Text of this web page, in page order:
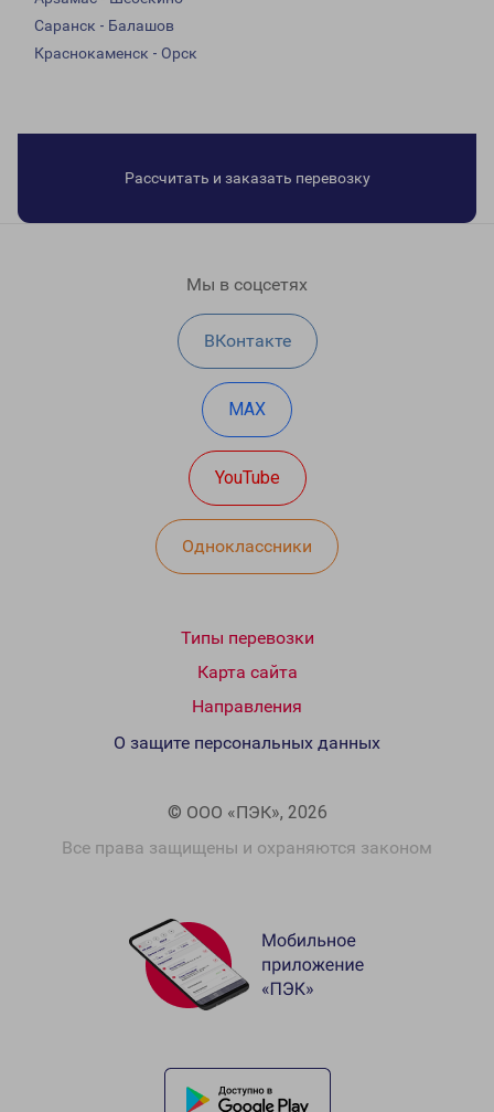
Саранск - Балашов
Краснокаменск - Орск
Рассчитать и заказать перевозку
Мы в соцсетях
ВКонтакте
MAX
YouTube
Одноклассники
Типы перевозки
Карта сайта
Направления
© ООО «ПЭК», 2026
Все права защищены и охраняются законом
О защите персональных данных